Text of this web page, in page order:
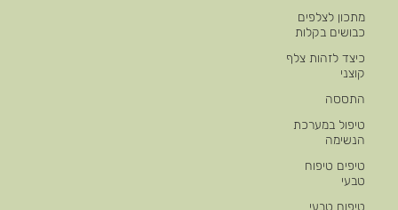
מתכון לצלפים
כבושים בקלות
כיצד לזהות צלף
קוצני
התססה
טיפול במערכת
הנשימה
טיפים טיפוח
טבעי
טיפוח טבעי